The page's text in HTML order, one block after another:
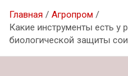
Главная
Агропром
Какие инструменты есть у
биологической защиты